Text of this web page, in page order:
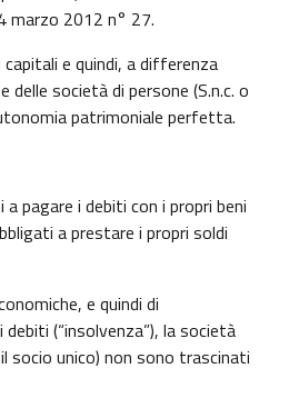
marzo 2012 n° 27.
e quindi, a differenza
delle società di persone (S.n.c. o
patrimoniale perfetta.
pagare i debiti con i propri beni
a prestare i propri soldi
e quindi di
(“insolvenza”), la società
socio unico) non sono trascinati